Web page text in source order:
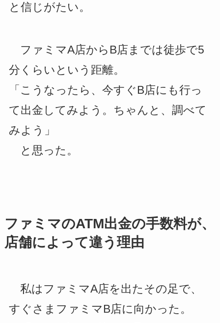
と信じがたい。
ファミマA店からB店までは徒歩で5
分くらいという距離。
「こうなったら、今すぐB店にも行っ
て出金してみよう。ちゃんと、調べて
みよう」
と思った。
ファミマのATM出金の手数料が、
店舗によって違う理由
私はファミマA店を出たその足で、
すぐさまファミマB店に向かった。